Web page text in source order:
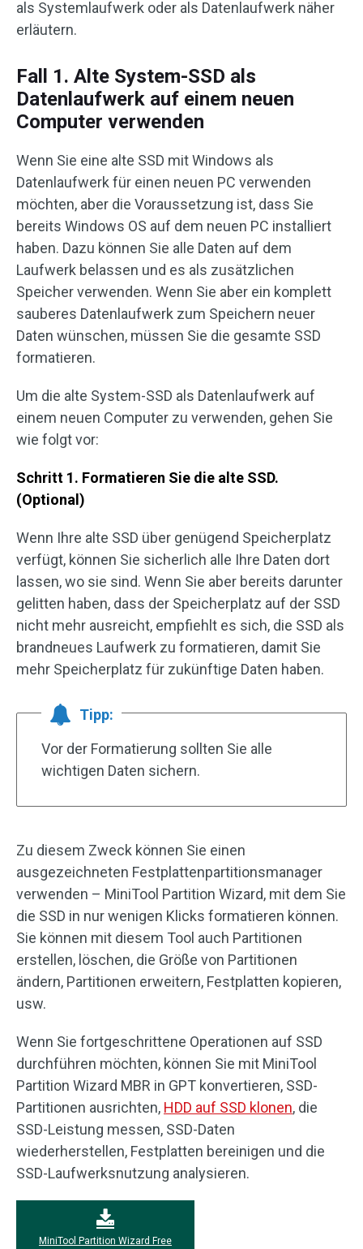
als Systemlaufwerk oder als Datenlaufwerk näher
erläutern.
Fall 1. Alte System-SSD als
Datenlaufwerk auf einem neuen
Computer verwenden
Wenn Sie eine alte SSD mit Windows als
Datenlaufwerk für einen neuen PC verwenden
möchten, aber die Voraussetzung ist, dass Sie
bereits Windows OS auf dem neuen PC installiert
haben. Dazu können Sie alle Daten auf dem
Laufwerk belassen und es als zusätzlichen
Speicher verwenden. Wenn Sie aber ein komplett
sauberes Datenlaufwerk zum Speichern neuer
Daten wünschen, müssen Sie die gesamte SSD
formatieren.
Um die alte System-SSD als Datenlaufwerk auf
einem neuen Computer zu verwenden, gehen Sie
wie folgt vor:
Schritt 1. Formatieren Sie die alte SSD.
(Optional)
Wenn Ihre alte SSD über genügend Speicherplatz
verfügt, können Sie sicherlich alle Ihre Daten dort
lassen, wo sie sind. Wenn Sie aber bereits darunter
gelitten haben, dass der Speicherplatz auf der SSD
nicht mehr ausreicht, empfiehlt es sich, die SSD als
brandneues Laufwerk zu formatieren, damit Sie
mehr Speicherplatz für zukünftige Daten haben.
Tipp:
Vor der Formatierung sollten Sie alle
wichtigen Daten sichern.
Zu diesem Zweck können Sie einen
ausgezeichneten Festplattenpartitionsmanager
verwenden – MiniTool Partition Wizard, mit dem Sie
die SSD in nur wenigen Klicks formatieren können.
Sie können mit diesem Tool auch Partitionen
erstellen, löschen, die Größe von Partitionen
ändern, Partitionen erweitern, Festplatten kopieren,
usw.
Wenn Sie fortgeschrittene Operationen auf SSD
durchführen möchten, können Sie mit MiniTool
Partition Wizard MBR in GPT konvertieren, SSD-
Partitionen ausrichten, HDD auf SSD klonen, die
SSD-Leistung messen, SSD-Daten
wiederherstellen, Festplatten bereinigen und die
SSD-Laufwerksnutzung analysieren.
MiniTool Partition Wizard Free